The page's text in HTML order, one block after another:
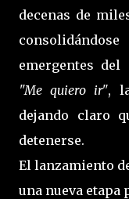
decenas de
emergentes del
"Me quiero ir",
dejando claro
detenerse.
El lanzamiento
una nueva etapa